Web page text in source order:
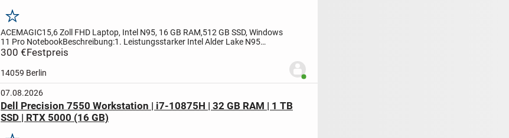
Merken
ACEMAGIC15,6 Zoll FHD Laptop, Intel N95, 16 GB RAM,512 GB SSD, Windows
11 Pro NotebookBeschreibung:1. Leistungsstarker Intel Alder Lake N95
Prozessor (12. Gen.)
300 €Festpreis
14059 Berlin Benutzer ist online
07.08.2026
Dell Precision 7550 Workstation | i7-10875H | 32 GB RAM | 1 TB
SSD | RTX 5000 (16 GB)